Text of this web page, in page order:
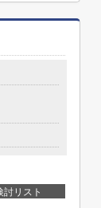
討リスト